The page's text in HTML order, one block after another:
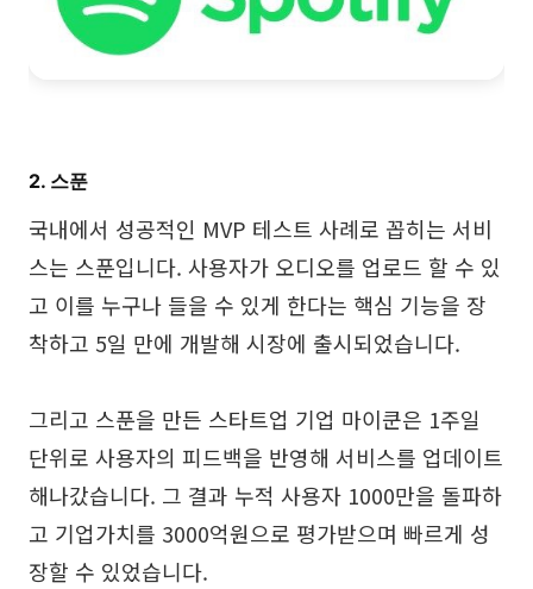
2. 스푼
국내에서 성공적인 MVP 테스트 사례로 꼽히는 서비
스는 스푼입니다. 사용자가 오디오를 업로드 할 수 있
고 이를 누구나 들을 수 있게 한다는 핵심 기능을 장
착하고 5일 만에 개발해 시장에 출시되었습니다.
그리고 스푼을 만든 스타트업 기업 마이쿤은 1주일
단위로 사용자의 피드백을 반영해 서비스를 업데이트
해나갔습니다. 그 결과 누적 사용자 1000만을 돌파하
고 기업가치를 3000억원으로 평가받으며 빠르게 성
장할 수 있었습니다.